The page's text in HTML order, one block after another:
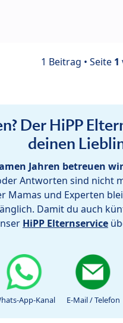
1 Beitrag • Seite 1
Der HiPP
deinen
Jahren betreuen
Antworten sind nicht
Mamas und Experten
Damit du auch
HiPP Elternservice
App-Kanal E-Mail / Telefon